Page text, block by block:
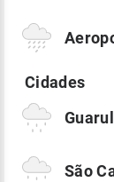
São